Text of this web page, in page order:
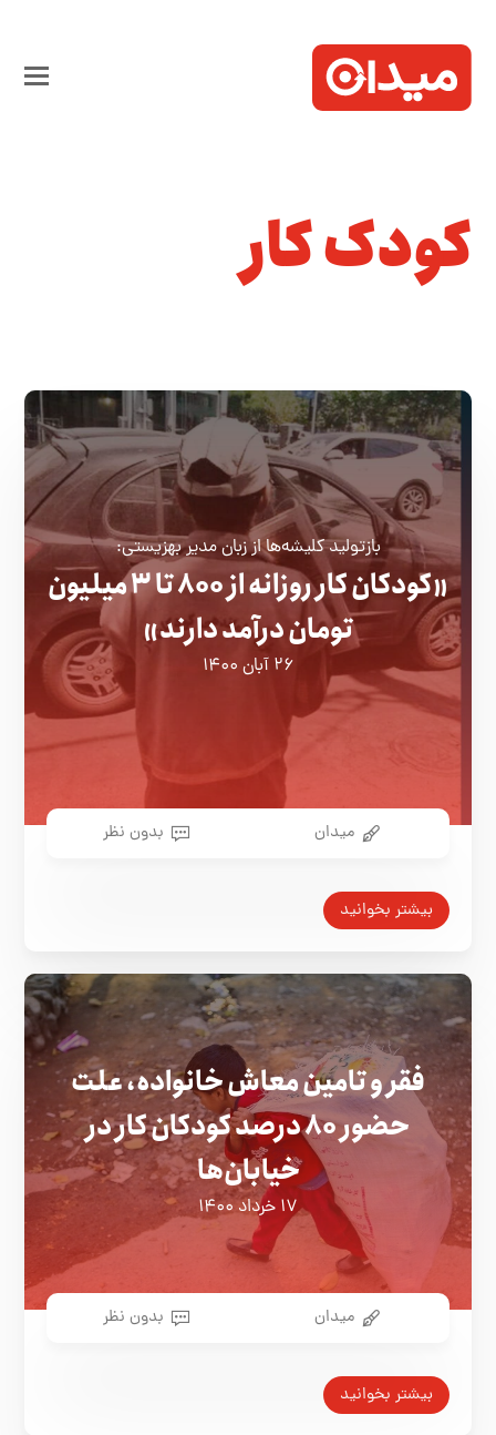
کودک کار
بازتولید کلیشه‌ها از زبان مدیر بهزیستی:
«کودکان کار روزانه از ۸۰۰ تا ۳ میلیون
تومان درآمد دارند»
۲۶ آبان ۱۴۰۰
میدان بدون نظر
بیشتر بخوانید
فقر و تامین معاش خانواده، علت
حضور ۸۰ درصد کودکان کار در
خیابان‌ها
۱۷ خرداد ۱۴۰۰
میدان بدون نظر
بیشتر بخوانید